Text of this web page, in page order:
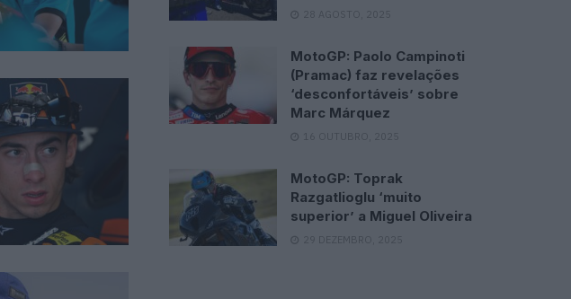
28 AGOSTO, 2025
MotoGP: Paolo Campinoti
(Pramac) faz revelações
‘desconfortáveis’ sobre
Marc Márquez
16 OUTUBRO, 2025
MotoGP: Toprak
Razgatlioglu ‘muito
superior’ a Miguel Oliveira